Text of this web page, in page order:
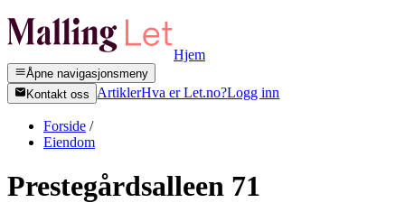
Hjem
Åpne navigasjonsmeny
Kontakt oss
ArtiklerHva er Let.no?Logg inn
Forside /
Eiendom
Prestegårdsalleen 71